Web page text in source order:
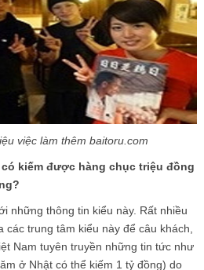
việc làm thêm baitoru.com
kiếm được hàng chục triệu đồng
những thông tin kiểu này. Rất nhiều
trung tâm kiểu này để câu khách,
Nam tuyên truyền những tin tức như
ở Nhật có thể kiếm 1 tỷ đồng) do